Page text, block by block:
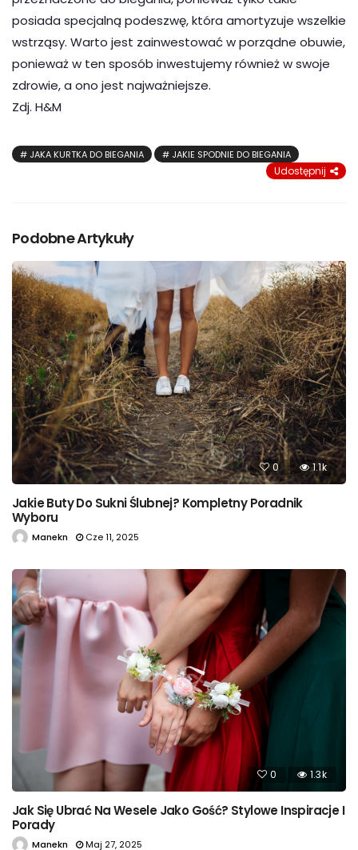
posiada specjalną podeszwę, która amortyzuje wszelkie
wstrząsy. Warto jest zainwestować w porządne obuwie,
ponieważ w ten sposób inwestujemy również w swoje
zdrowie, a ono jest najważniejsze.
Zdj. H&M
JAKA KURTKA DO BIEGANIA JAKIE SPODNIE DO BIEGANIA
Udostępnij
Podobne Artykuły
0 1.1k
Jakie Buty Do Sukni Ślubnej? Kompletny Poradnik
Wyboru
Manekn Cze 11, 2025
0 1.3k
Jak Się Ubrać Na Wesele Jako Gość? Stylowe Inspiracje I
Porady
Manekn Maj 27, 2025